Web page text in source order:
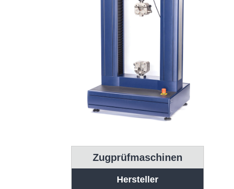
Zugprüfmaschinen
Hersteller